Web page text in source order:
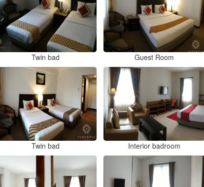
Twin bad Guest Room
Twin bad Interior badroom